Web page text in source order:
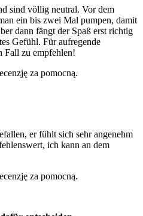
sind völlig neutral. Vor dem
ein bis zwei Mal pumpen, damit
dann fängt der Spaß erst richtig
Gefühl. Für aufregende
Fall zu empfehlen!
za pomocną.
er fühlt sich sehr angenehm
ich kann an dem
za pomocną.